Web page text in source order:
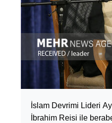
İslam Devrimi Lideri
İbrahim Reisi ile